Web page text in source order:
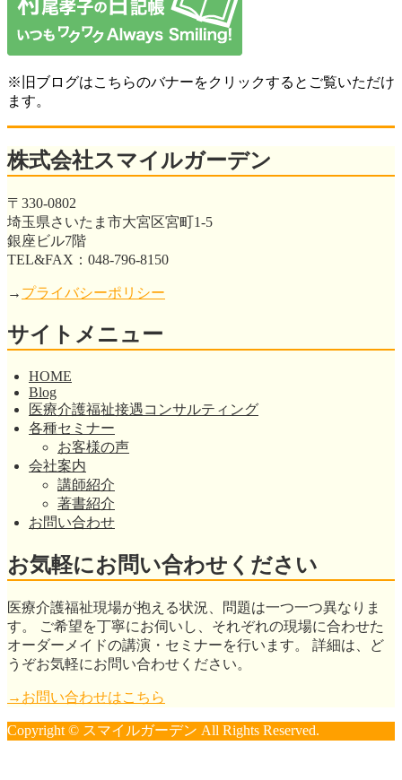
※旧ブログはこちらのバナーをクリックするとご覧いただけ
ます。
株式会社スマイルガーデン
〒330-0802
埼玉県さいたま市大宮区宮町1-5
銀座ビル7階
TEL&FAX：048-796-8150
→ プライバシーポリシー
サイトメニュー
HOME
Blog
医療介護福祉接遇コンサルティング
各種セミナー
お客様の声
会社案内
講師紹介
著書紹介
お問い合わせ
お気軽にお問い合わせください
医療介護福祉現場が抱える状況、問題は一つ一つ異なりま
す。 ご希望を丁寧にお伺いし、それぞれの現場に合わせた
オーダーメイドの講演・セミナーを行います。 詳細は、ど
うぞお気軽にお問い合わせください。
→お問い合わせはこちら
Copyright © スマイルガーデン All Rights Reserved.